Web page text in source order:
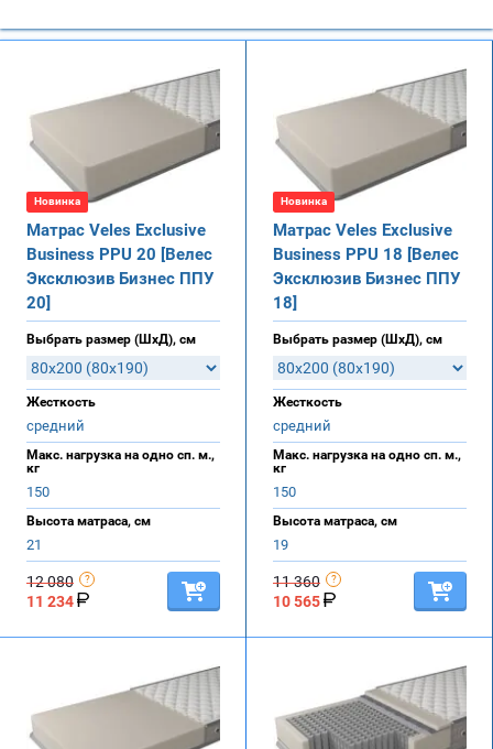
Новинка
Матрас Veles Exclusive
Business PPU 20 [Велес
Эксклюзив Бизнес ППУ
20]
Выбрать размер (ШхД), см
Жесткость
средний
Макс. нагрузка на одно сп. м.,
кг
150
Высота матраса, см
21
12 080
11 234
Новинка
Матрас Veles Exclusive
Business PPU 18 [Велес
Эксклюзив Бизнес ППУ
18]
Выбрать размер (ШхД), см
Жесткость
средний
Макс. нагрузка на одно сп. м.,
кг
150
Высота матраса, см
19
11 360
10 565